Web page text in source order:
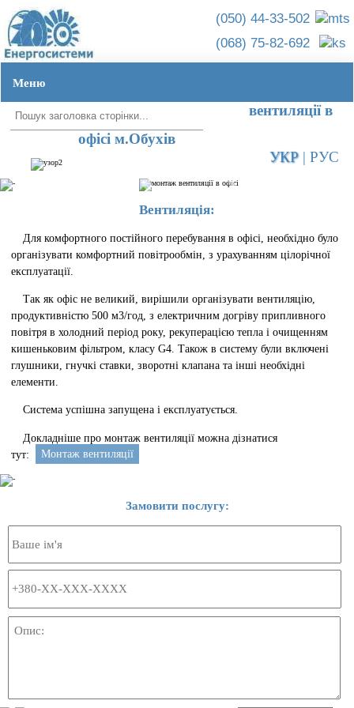
(050) 44-33-502
(068) 75-82-692
Меню
Головна ➦
УКР| РУС
вентиляції в
офісі м.Обухів
Вентиляція:
Для комфортного постійного перебування в офісі, необхідно було
організувати комфортний повітрообмін, з урахуванням цілорічної
експлуатації.
Так як офіс не великий, вирішили організувати вентиляцію,
продуктивністю 500 м3/год, з електричним догріву припливного
повітря в холодний період року, рекуперацією тепла і очищенням
кишеньковим фільтром, класу G4. Також в систему були включені
глушники, гнучкі ставки, зворотні клапана та інші необхідні
елементи.
Система успішна запущена і експлуатується.
Докладніше про монтаж вентиляції можна дізнатися
тут:
Монтаж вентиляції
Замовити послугу: